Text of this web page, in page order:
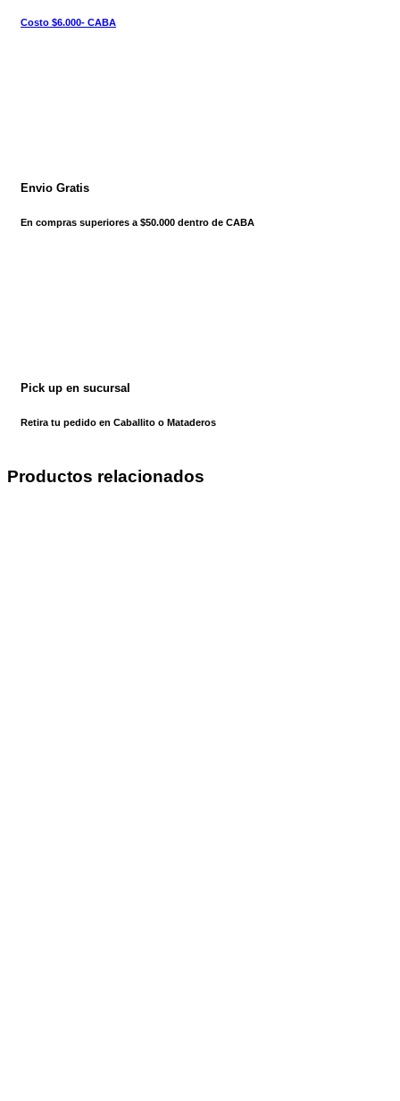
Costo $6.000- CABA
Envio Gratis
En compras superiores a $50.000 dentro de CABA
Pick up en sucursal
Retira tu pedido en Caballito o Mataderos
Productos relacionados